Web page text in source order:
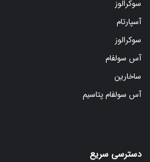
سوکرالوز
آسپارتام
سوکرالوز
آس سولفام
ساخارین
آس سولفام پتاسیم
دسترسی سریع